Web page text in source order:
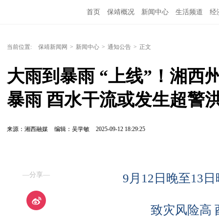
首页 保靖概况 新闻中心 生活频道 经
当前位置: 保靖新闻网 > 新闻中心 > 通知公告 > 正文
大雨到暴雨 “上线”！湘西
暴雨 酉水干流或发生超警
来源：湘西融媒 编辑：吴学敏 2025-09-12 18:29:25
—分享— 9月12日晚至13
致灾风险高